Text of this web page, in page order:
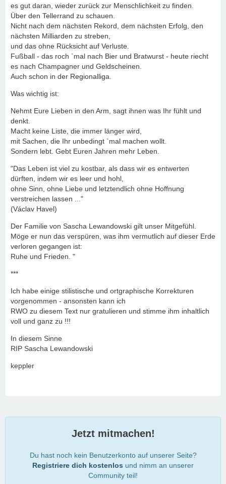
es gut daran, wieder zurück zur Menschlichkeit zu finden.
Über den Tellerrand zu schauen.
Nicht nach dem nächsten Rekord, dem nächsten Erfolg, den
nächsten Milliarden zu streben,
und das ohne Rücksicht auf Verluste.
Fußball - das roch `mal nach Bier und Bratwurst - heute riecht
es nach Champagner und Geldscheinen.
Auch schon in der Regionalliga.
Was wichtig ist:
Nehmt Eure Lieben in den Arm, sagt ihnen was Ihr fühlt und
denkt.
Macht keine Liste, die immer länger wird,
mit Sachen, die Ihr unbedingt `mal machen wollt.
Sondern lebt. Gebt Euren Jahren mehr Leben.
"Das Leben ist viel zu kostbar, als dass wir es entwerten
dürften, indem wir es leer und hohl,
ohne Sinn, ohne Liebe und letztendlich ohne Hoffnung
verstreichen lassen ..."
(Václav Havel)
Der Familie von Sascha Lewandowski gilt unser Mitgefühl.
Möge er nun das verspüren, was ihm vermutlich auf dieser Erde
verloren gegangen ist:
Ruhe und Frieden. "
***
Ich habe einige stilistische und ortgraphische Korrekturen
vorgenommen - ansonsten kann ich
RWO zu diesem Text nur gratulieren und stimme ihm inhaltlich
voll und ganz zu !!!
In diesem Sinne
RIP Sascha Lewandowski
keppler
Jetzt mitmachen!
Du hast noch kein Benutzerkonto auf unserer Seite?
Registriere dich kostenlos und nimm an unserer
Community teil!